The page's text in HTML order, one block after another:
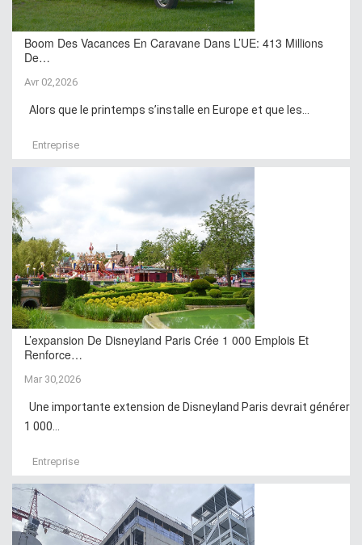
Boom Des Vacances En Caravane Dans L’UE: 413 Millions
De…
Avr 02,2026
Alors que le printemps s’installe en Europe et que les...
Entreprise
L’expansion De Disneyland Paris Crée 1 000 Emplois Et
Renforce…
Mar 30,2026
Une importante extension de Disneyland Paris devrait générer
1 000...
Entreprise